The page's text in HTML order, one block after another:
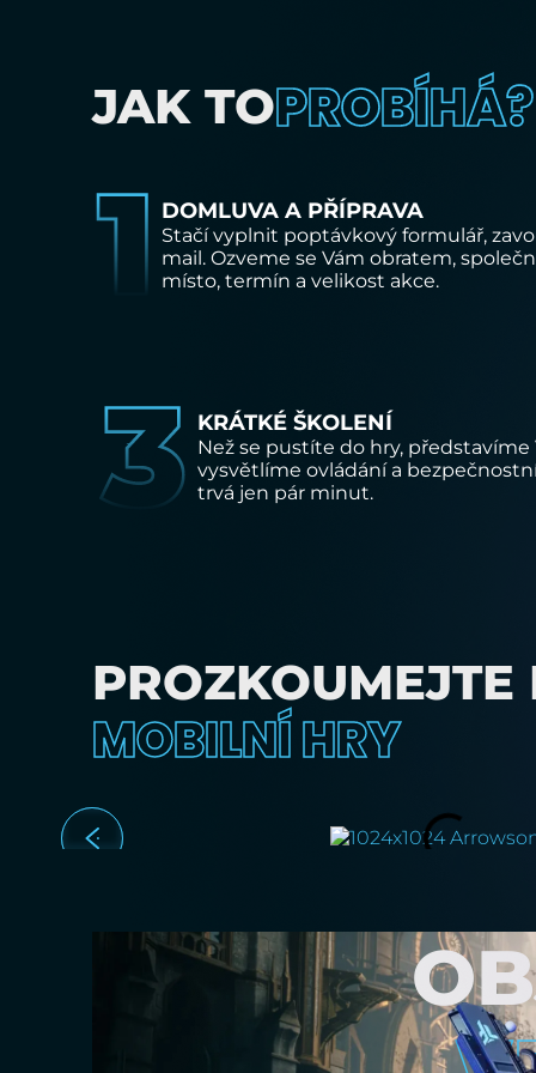
JAK TOPROBÍHÁ?
DOMLUVA A PŘÍPRAVA
Stačí vyplnit poptávkový formulář,
mail. Ozveme se Vám obratem,
místo, termín a velikost akce.
KRÁTKÉ ŠKOLENÍ
Než se pustíte do hry, představíme
vysvětlíme ovládání a
trvá jen pár minut.
PROZKOUMEJTE
MOBILNÍ HRY